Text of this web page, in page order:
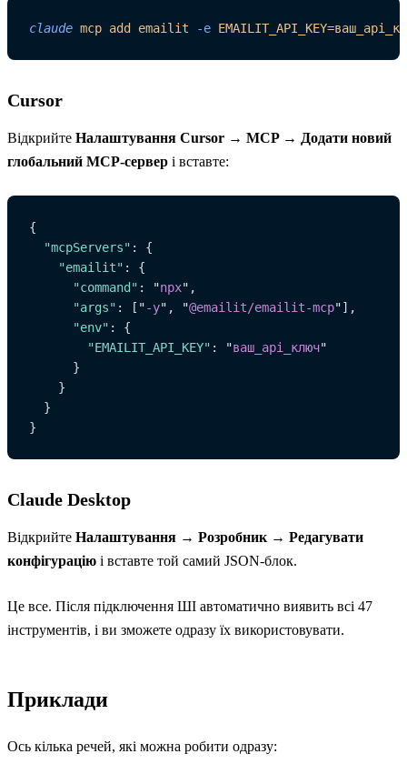
claude mcp add emailit -e
Cursor
Відкрийте Налаштування Cursor → MCP → Додати новий
глобальний MCP-сервер і вставте:
{
  "mcpServers"
: {
    "emailit"
: {
      "command"
: "npx" ,
      "args"
: [ "-y" , "@emailit/emailit-mcp"],
      "env"
: {
        "EMAILIT_API_KEY"
: "ваш_api_ключ"
      }
    }
  }
}
Claude Desktop
Відкрийте Налаштування → Розробник → Редагувати
конфігурацію і вставте той самий JSON-блок.
Це все. Після підключення ШІ автоматично виявить всі 47
інструментів, і ви зможете одразу їх використовувати.
Приклади
Ось кілька речей, які можна робити одразу: